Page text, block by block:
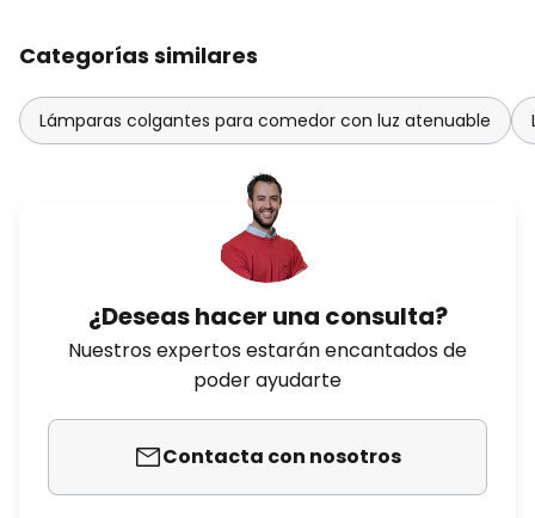
Categorías similares
Lámparas colgantes para comedor con luz atenuable
¿Deseas hacer una consulta?
Nuestros expertos estarán encantados de
poder ayudarte
Contacta con nosotros